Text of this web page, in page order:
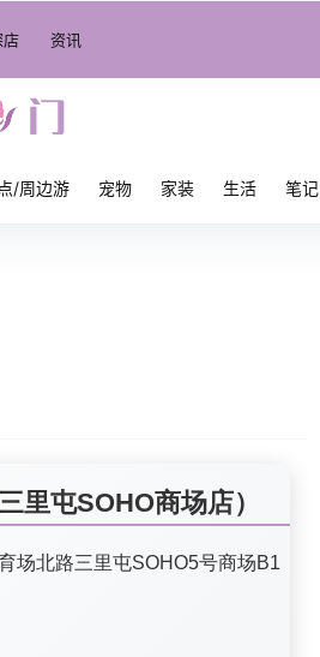
店 资讯
/周边游 宠物 家装 生活 笔记
里屯SOHO商场店）
场北路三里屯SOHO5号商场B1